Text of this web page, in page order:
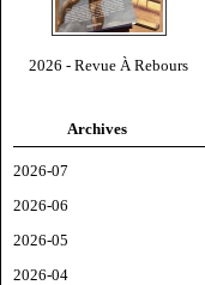
2026 - Revue À Rebours
Archives
2026-07
2026-06
2026-05
2026-04